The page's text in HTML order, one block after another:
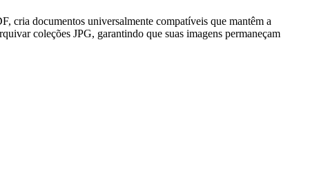
cria documentos universalmente compatíveis que mantêm a
coleções JPG, garantindo que suas imagens permaneçam